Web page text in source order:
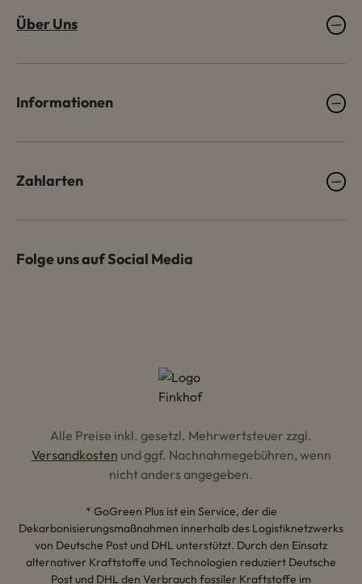
Über Uns
Informationen
Zahlarten
Folge uns auf Social Media
Alle Preise inkl. gesetzl. Mehrwertsteuer zzgl.
Versandkosten und ggf. Nachnahmegebühren, wenn
nicht anders angegeben.
* GoGreen Plus ist ein Service, der die
Dekarbonisierungsmaßnahmen innerhalb des Logistiknetzwerks
von Deutsche Post und DHL unterstützt. Durch den Einsatz
alternativer Kraftstoffe und Technologien reduziert Deutsche
Post und DHL den Verbrauch fossiler Kraftstoffe im